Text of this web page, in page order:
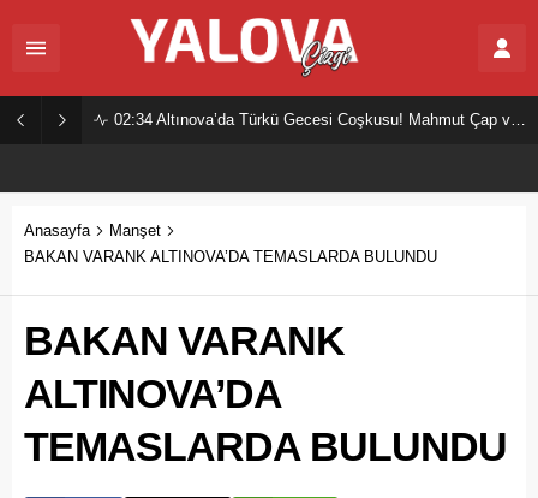
02:34 Altınova’da Türkü Gecesi Coşkusu! Mahmut Çap ve Ekibi Vatandaşları Buluşturdu
Anasayfa
Manşet
BAKAN VARANK ALTINOVA’DA TEMASLARDA BULUNDU
BAKAN VARANK
ALTINOVA’DA
TEMASLARDA BULUNDU